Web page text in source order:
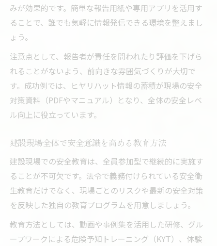
みが効果的です。簡単な報告用紙や専用アプリを活用す
ることで、誰でも気軽に情報発信できる環境を整えまし
ょう。
注意点として、報告者が責任を問われたり評価を下げら
れることがないよう、前向きな雰囲気づくりが大切で
す。成功例では、ヒヤリハット情報の蓄積が現場の安全
対策資料（PDFやマニュアル）となり、全体の安全レベ
ル向上に役立っています。
建設現場全体で安全意識を高める教育方法
建設現場での安全教育は、全員参加型で継続的に実施す
ることが不可欠です。法令で義務付けられている安全衛
生教育だけでなく、現場ごとのリスクや最新の安全対策
を反映した独自の教育プログラムを用意しましょう。
教育方法としては、動画や事例集を活用した研修、グル
ープワークによる危険予知トレーニング（KYT）、体験